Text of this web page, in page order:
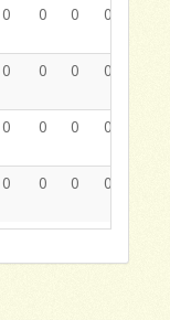
0 0 0 0
0 0 0 0
0 0 0 0
0 0 0 0